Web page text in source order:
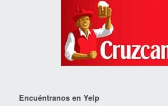
Encuéntranos en Yelp